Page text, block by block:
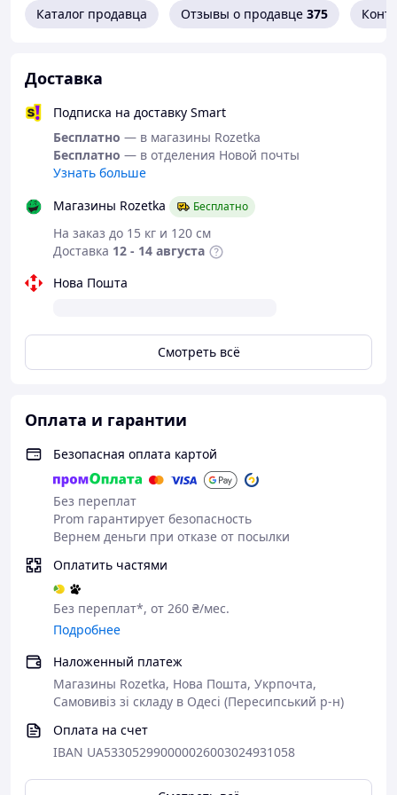
реквизиты, доступные по нажатию "Купить".
ДОСТАВКА ТОВАРОВ
Отправка через курьерскую службу.
осуществляется с понедельника по пятницу. Для
некоторых категорий товаров – также по выходным.
Заказы, оформленные до 12:00, присылаются в
тот же день. После – на следующий рабочий день
Номер накладной для отслеживания будет
Бесплатная доставка для Пром-оплаты.
– до 3 дней).
отслеживания посылки.
Самовывоз.Возможен самостоятельный забор
товара по адресу: Одесса, ул. Заболотного, 58.
Доступная доставка другой курьерской службой –
уточните детали операторов.
УСЛОВИЯ ВОЗВРАЩЕНИЯ И
ГАРАНТИЯ
объяснения причин. Это право закреплено Законом "О
№172 от 19 марта 1994 года.
или полный возврат средств в
Каталог продавца Отзывы о продавце 375
Доставка
Подписка на доставку Smart
Бесплатно — в магазины Rozetka
Бесплатно — в отделения Новой почты
Узнать больше
Магазины Rozetka
Бесплатно
На заказ до 15 кг и 120 см
Доставка 12 - 14 августа
Нова Пошта
Смотреть всё
Оплата и гарантии
Безопасная оплата картой
Без переплат
Prom гарантирует безопасность
Вернем деньги при отказе от посылки
Оплатить частями
Без переплат*, от 260 ₴/мес.
Подробнее
Наложенный платеж
Магазины Rozetka, Нова Пошта, Укрпочта,
Самовивіз зі складу в Одесі (Пересипський р-н)
Оплата на счет
IBAN UA533052990000026003024931058